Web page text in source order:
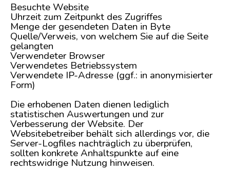
Besuchte Website
Uhrzeit zum Zeitpunkt des Zugriffes
Menge der gesendeten Daten in Byte
Quelle/Verweis, von welchem Sie auf die Seite
gelangten
Verwendeter Browser
Verwendetes Betriebssystem
Verwendete IP-Adresse (ggf.: in anonymisierter
Form)
Die erhobenen Daten dienen lediglich
statistischen Auswertungen und zur
Verbesserung der Website. Der
Websitebetreiber behält sich allerdings vor, die
Server-Logfiles nachträglich zu überprüfen,
sollten konkrete Anhaltspunkte auf eine
rechtswidrige Nutzung hinweisen.